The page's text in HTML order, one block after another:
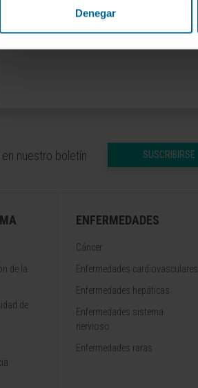
Denegar
del proyecto:Nacional
nuestro boletín SUSCRIBIRSE
de la
de
ENFERMEDADES
Cáncer
Enfermedades cardiovasculares
Enfermedades hepáticas
Enfermedades sistema
nervioso
Enfermedades raras